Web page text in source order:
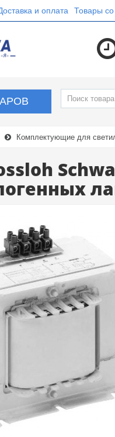
и оплата Товары со
Комплектующие для